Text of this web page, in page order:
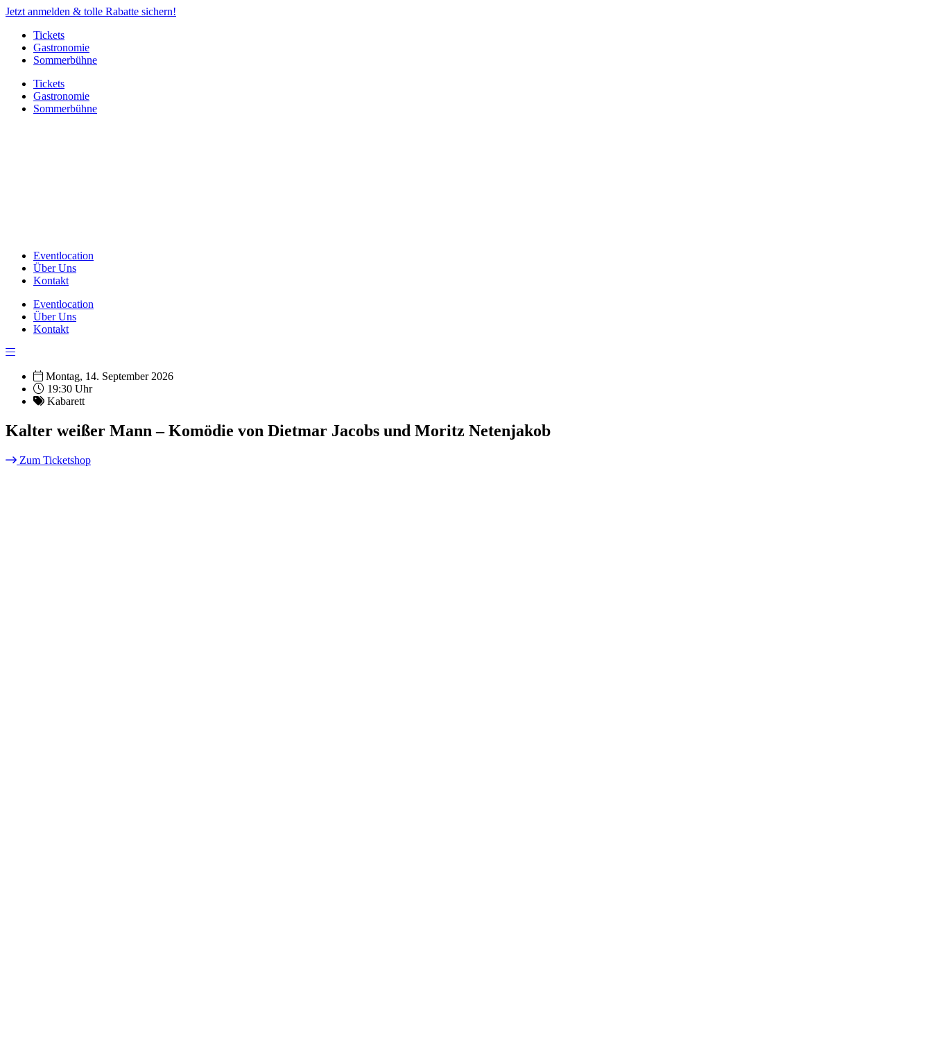
Jetzt anmelden & tolle Rabatte sichern!
Tickets
Gastronomie
Sommerbühne
Tickets
Gastronomie
Sommerbühne
Eventlocation
Über Uns
Kontakt
Eventlocation
Über Uns
Kontakt
Montag, 14. September 2026
19:30 Uhr
Kabarett
Kalter weißer Mann – Komödie von Dietmar Jacobs und Moritz Netenjakob
Zum Ticketshop